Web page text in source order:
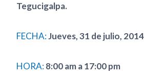
Tegucigalpa.
FECHA:Jueves, 31 de julio, 2014
HORA:8:00 am a 17:00 pm